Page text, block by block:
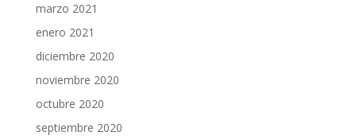
marzo 2021
enero 2021
diciembre 2020
noviembre 2020
octubre 2020
septiembre 2020